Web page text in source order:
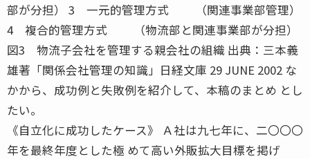
部が分担） 3 一元的管理方式 （関連事業部管理）
4 複合的管理方式 （物流部と関連事業部が分担）
図3 物流子会社を管理する親会社の組織 出典：三本義
雄著「関係会社管理の知識」日経文庫 29 JUNE 2002 な
かから、成功例と失敗例を紹介して、本稿のまとめ とし
たい。
《自立化に成功したケース》 Ａ社は九七年に、二〇〇〇
年を最終年度とした極 めて高い外販拡大目標を掲げ